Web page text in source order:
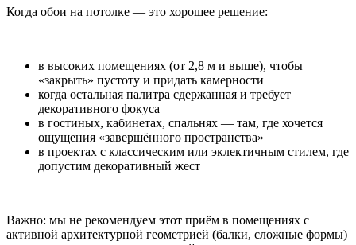
Когда обои на потолке — это хорошее решение:
в высоких помещениях (от 2,8 м и выше), чтобы
«закрыть» пустоту и придать камерности
когда остальная палитра сдержанная и требует
декоративного фокуса
в гостиных, кабинетах, спальнях — там, где хочется
ощущения «завершённого пространства»
в проектах с классическим или эклектичным стилем, где
допустим декоративный жест
Важно: мы не рекомендуем этот приём в помещениях с
активной архитектурной геометрией (балки, сложные формы)